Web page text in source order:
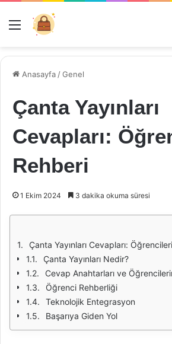
Menü
Anasayfa /Genel
Çanta Yayınları
Cevapları:
Rehberi
1 Ekim 2024 3 dakika okuma süresi
Çanta Yayınları Cevapları:
Çanta Yayınları Nedir?
Cevap Anahtarları ve
Öğrenci Rehberliği
Teknolojik Entegrasyon
Başarıya Giden Yol